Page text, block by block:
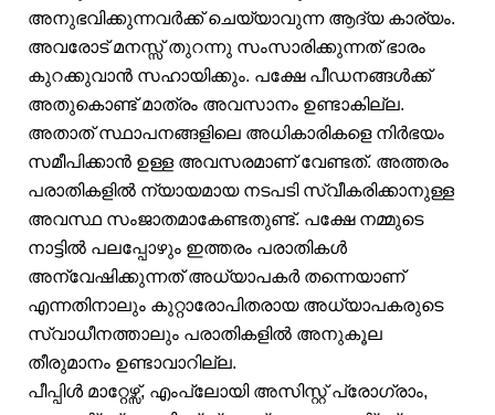
അനുഭവിക്കുന്നവർക്ക് ചെയ്യാവുന്ന ആദ്യ കാര്യം.
അവരോട് മനസ്സ് തുറന്നു സംസാരിക്കുന്നത് ഭാരം
കുറക്കുവാൻ സഹായിക്കും. പക്ഷേ പീഡനങ്ങൾക്ക്
അതുകൊണ്ട് മാത്രം അവസാനം ഉണ്ടാകില്ല.
അതാത് സ്ഥാപനങ്ങളിലെ അധികാരികളെ നിർഭയം
സമീപിക്കാൻ ഉള്ള അവസരമാണ് വേണ്ടത്. അത്തരം
പരാതികളിൽ ന്യായമായ നടപടി സ്വീകരിക്കാനുള്ള
അവസ്ഥ സംജാതമാകേണ്ടതുണ്ട്. പക്ഷേ നമ്മുടെ
നാട്ടിൽ പലപ്പോഴും ഇത്തരം പരാതികൾ
അന്വേഷിക്കുന്നത് അധ്യാപകർ തന്നെയാണ്
എന്നതിനാലും കുറ്റാരോപിതരായ അധ്യാപകരുടെ
സ്വാധീനത്താലും പരാതികളിൽ അനുകൂല
തീരുമാനം ഉണ്ടാവാറില്ല.
പീപ്പിൾ മാറ്റേഴ്സ്, എംപ്ലോയി അസിസ്റ്റ് പ്രോഗ്രാം,